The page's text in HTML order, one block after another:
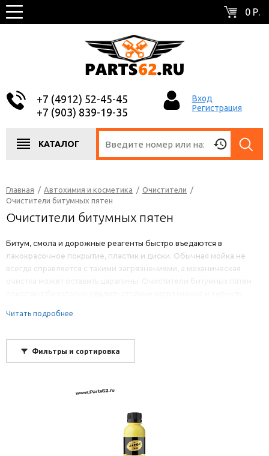
0 Р.
+7 (4912) 52-45-45
+7 (903) 839-19-35
Вход
Регистрация
КАТАЛОГ
Главная / Автохимия и косметика / Очистители /
Очистители битумных пятен
Очистители битумных пятен
Битум, смола и дорожные реагенты быстро въедаются в
лакокрасочное покрытие, пластик и диски. Обычная мойка не
всегда справляется с такими загрязнениями, а механическая
Читать подробнее
Фильтры и сортировка